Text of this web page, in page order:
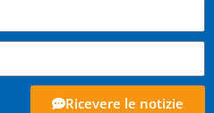
Ricevere le notizie